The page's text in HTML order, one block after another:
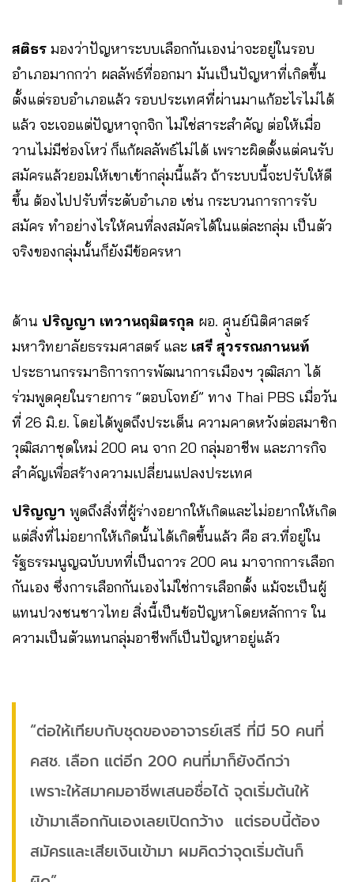
สติธร มองว่าปัญหาระบบเลือกกันเองน่าจะอยู่ในรอบ
อำเภอมากกว่า ผลลัพธ์ที่ออกมา มันเป็นปัญหาที่เกิดขึ้น
ตั้งแต่รอบอำเภอแล้ว รอบประเทศที่ผ่านมาแก้อะไรไม่ได้
แล้ว จะเจอแต่ปัญหาจุกจิก ไม่ใช่สาระสำคัญ ต่อให้เมื่อ
วานไม่มีช่องโหว่ ก็แก้ผลลัพธ์ไม่ได้ เพราะผิดตั้งแต่คนรับ
สมัครแล้วยอมให้เขาเข้ากลุ่มนี้แล้ว ถ้าระบบนี้จะปรับให้ดี
ขึ้น ต้องไปปรับที่ระดับอำเภอ เช่น กระบวนการการรับ
สมัคร ทำอย่างไรให้คนที่ลงสมัครได้ในแต่ละกลุ่ม เป็นตัว
จริงของกลุ่มนั้นก็ยังมีข้อครหา
ด้าน ปริญญา เทวานฤมิตรกุล ผอ. ศุูนย์นิติศาสตร์
มหาวิทยาลัยธรรมศาสตร์ และ เสรี สุวรรณภานนท์
ประธานกรรมาธิการการพัฒนาการเมืองฯ วุฒิสภา ได้
ร่วมพูดคุยในรายการ “ตอบโจทย์” ทาง Thai PBS เมื่อวัน
ที่ 26 มิ.ย. โดยได้พูดถึงประเด็น ความคาดหวังต่อสมาชิก
วุฒิสภาชุดใหม่ 200 คน จาก 20 กลุ่มอาชีพ และภารกิจ
สำคัญเพื่อสร้างความเปลี่ยนแปลงประเทศ
ปริญญา พูดถึงสิ่งที่ผู้ร่างอยากให้เกิดและไม่อยากให้เกิด
แต่สิ่งที่ไม่อยากให้เกิดนั้นได้เกิดขึ้นแล้ว คือ สว.ที่อยู่ใน
รัฐธรรมนูญฉบับบทที่เป็นถาวร 200 คน มาจากการเลือก
กันเอง ซึ่งการเลือกกันเองไม่ใช่การเลือกตั้ง แม้จะเป็นผู้
แทนปวงชนชาวไทย สิ่งนี้เป็นข้อปัญหาโดยหลักการ ใน
ความเป็นตัวแทนกลุ่มอาชีพก็เป็นปัญหาอยู่แล้ว
“ต่อให้เทียบกับชุดของอาจารย์เสรี ที่มี 50 คนที่
คสช. เลือก แต่อีก 200 คนที่มาก็ยังดีกว่า
เพราะให้สมาคมอาชีพเสนอชื่อได้ จุดเริ่มต้นให้
เข้ามาเลือกกันเองเลยเปิดกว้าง แต่รอบนี้ต้อง
สมัครและเสียเงินเข้ามา ผมคิดว่าจุดเริ่มต้นก็